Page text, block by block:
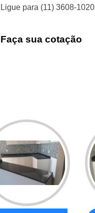
Ligue para (11) 3608-1020
Faça sua cotação